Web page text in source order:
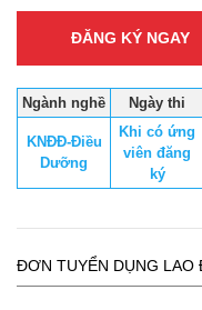
ĐĂNG KÝ NGAY
Ngành nghề Ngày thi
KNĐĐ-Điều
Dưỡng
Khi có ứng
viên đăng
ký
ĐƠN TUYỂN DỤNG LAO